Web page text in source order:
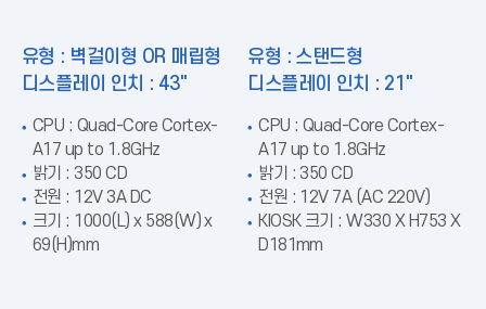
유형 : 벽걸이형 OR 매립형
디스플레이 인치 : 43"
CPU : Quad-Core Cortex-
A17 up to 1.8GHz
밝기 : 350 CD
전원 : 12V 3A DC
크기 : 1000(L) x 588(W) x
69(H)mm
유형 : 스탠드형
디스플레이 인치 : 21"
CPU : Quad-Core Cortex-
A17 up to 1.8GHz
밝기 : 350 CD
전원 : 12V 7A (AC 220V)
KIOSK 크기 : W330 X H753 X
D181mm